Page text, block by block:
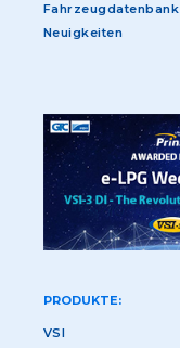
Fahrzeugdatenbank
Neuigkeiten
PRODUKTE:
VSI